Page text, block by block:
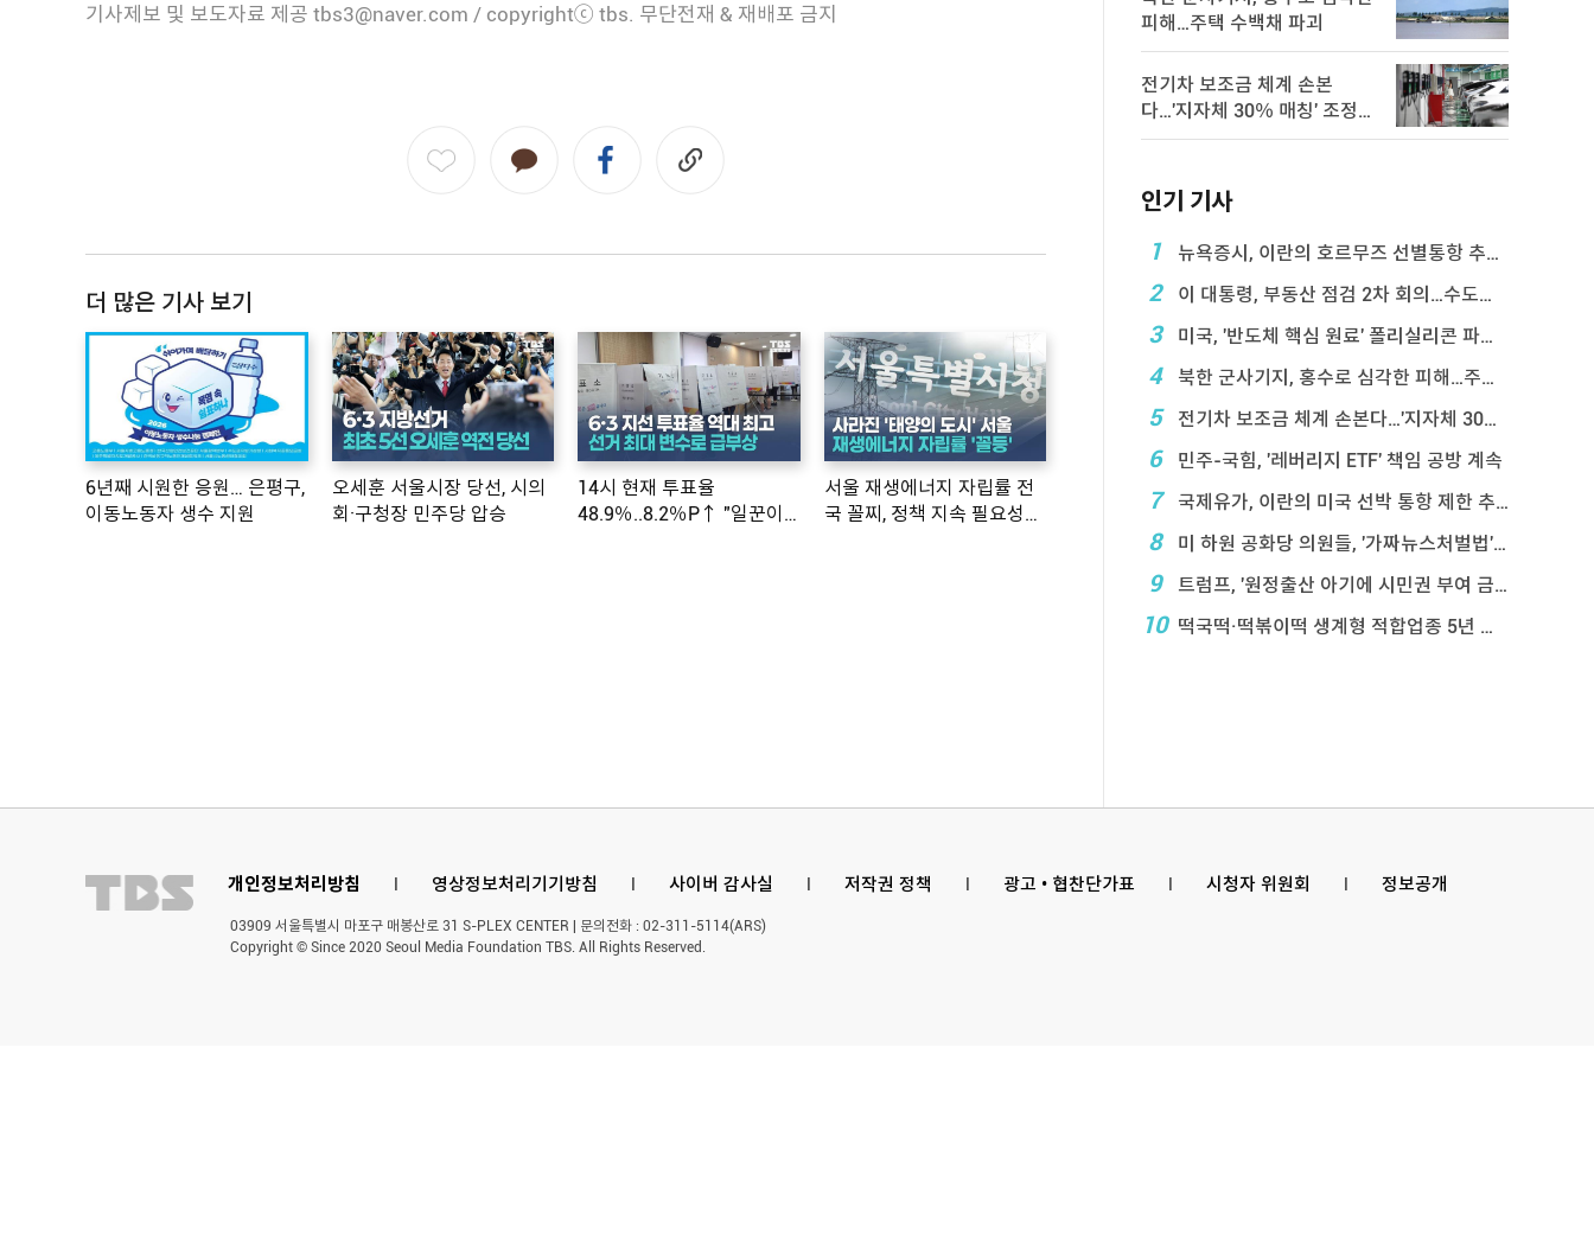
기사제보 및 보도자료 제공 tbs3@naver.com / copyrightⓒ tbs. 무단전재 & 재배포 금지
더 많은 기사 보기
6년째 시원한 응원… 은평구,
이동노동자 생수 지원
오세훈 서울시장 당선, 시의
회·구청장 민주당 압승
14시 현재 투표율
48.9％..8.2％P↑ "일꾼이
서울 재생에너지 자립률 전
국 꼴찌, 정책 지속 필요성
피해…주택 수백채 파괴
전기차 보조금 체계 손본
다…'지자체 30％ 매칭' 조정
검토
인기 기사
1
뉴욕증시, 이란의 호르무즈 선별통항 추진에 하락
2 이 대통령, 부동산 점검 2차 회의…수도권 공급대책 ...
3 미국, '반도체 핵심 원료' 폴리실리콘 파생상품에 ...
4 북한 군사기지, 홍수로 심각한 피해…주택 수백채 파괴
5 전기차 보조금 체계 손본다…'지자체 30％ 매칭' ...
6 민주-국힘, '레버리지 ETF' 책임 공방 계속
7 국제유가, 이란의 미국 선박 통항 제한 추진에 상승
8 미 하원 공화당 의원들, '가짜뉴스처벌법' 항의 서한
9 트럼프, '원정출산 아기에 시민권 부여 금지' 행정 ...
10 떡국떡·떡볶이떡 생계형 적합업종 5년 연장…대기업 ...
개인정보처리방침 l 영상정보처리기기방침 l 사이버 감사실 l 저작권 정책 l 광고 • 협찬단가표 l 시청자 위원회 l 정보공개
03909 서울특별시 마포구 매봉산로 31 S-PLEX CENTER | 문의전화 : 02-311-5114(ARS)
Copyright © Since 2020 Seoul Media Foundation TBS. All Rights Reserved.